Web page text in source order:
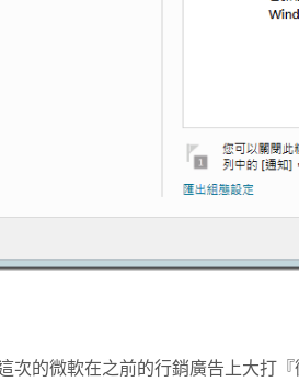
次的微軟在之前的行銷廣告上大打